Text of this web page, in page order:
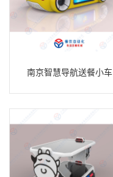
南京智慧导航送餐小车